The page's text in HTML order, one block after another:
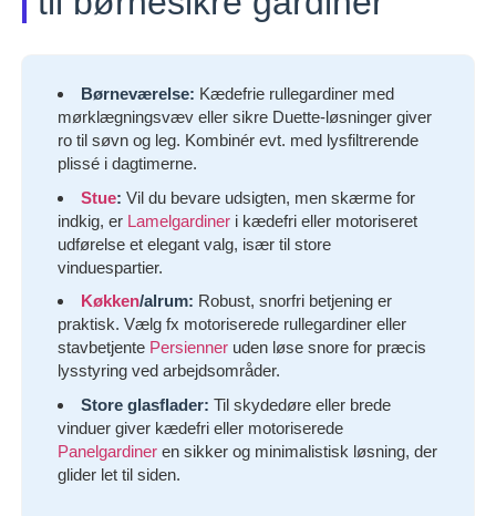
Børneværelse: Kædefrie rullegardiner med
mørklægningsvæv eller sikre Duette-løsninger giver
ro til søvn og leg. Kombinér evt. med lysfiltrerende
plissé i dagtimerne.
Stue: Vil du bevare udsigten, men skærme for
indkig, er Lamelgardiner i kædefri eller motoriseret
udførelse et elegant valg, især til store
vinduespartier.
Køkken/alrum: Robust, snorfri betjening er
praktisk. Vælg fx motoriserede rullegardiner eller
stavbetjente Persienner uden løse snore for præcis
lysstyring ved arbejdsområder.
Store glasflader: Til skydedøre eller brede
vinduer giver kædefri eller motoriserede
Panelgardiner en sikker og minimalistisk løsning, der
glider let til siden.